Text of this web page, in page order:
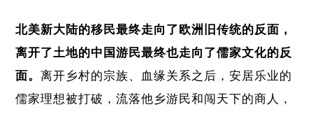
北美新大陆的移民最终走向了欧洲旧传统的反面，
离开了土地的中国游民最终也走向了儒家文化的反
面。离开乡村的宗族、血缘关系之后，安居乐业的
儒家理想被打破，流落他乡游民和闯天下的商人，